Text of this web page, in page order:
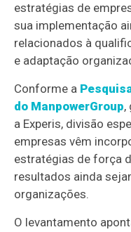
estratégias de
sua implementação
relacionados à
e adaptação
Conforme a
do ManpowerGroup,
a Experis, divisão
empresas vêm
estratégias de força
resultados ainda
organizações.
O levantamento